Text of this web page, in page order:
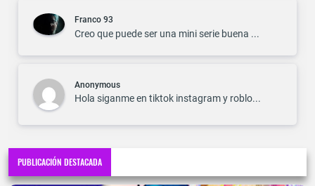
Franco 93
Creo que puede ser una mini serie buena ...
Anonymous
Hola siganme en tiktok instagram y roblo...
PUBLICACIÓN DESTACADA